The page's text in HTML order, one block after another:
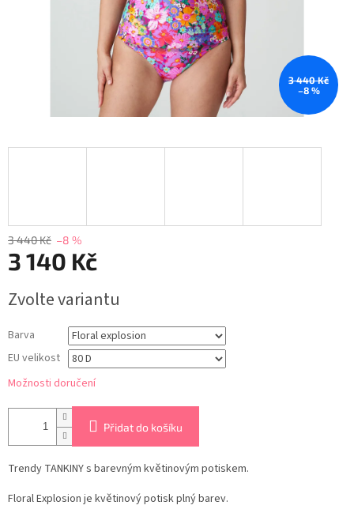
3 440 Kč
–8 %
3 440 Kč –8 %
3 140 Kč
cena:
Zvolte variantu
Barva
EU velikost
Možnosti doručení
Přidat do košíku
Trendy TANKINY s barevným květinovým potiskem.
Floral Explosion je květinový potisk plný barev.